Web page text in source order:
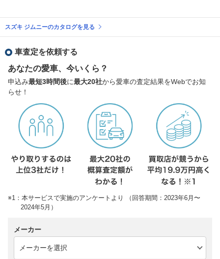
スズキ ジムニーのカタログを見る
車査定を依頼する
あなたの愛車、今いくら？
申込み最短3時間後に最大20社から愛車の査定結果をWebでお知
らせ！
※1：本サービスで実施のアンケートより （回答期間：2023年6月〜
2024年5月）
メーカー